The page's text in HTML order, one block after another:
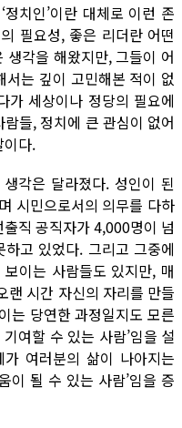
치인’이란 대체로 이런 존
필요성, 좋은 리더란 어떤
각을 해왔지만, 그들이 어
는 깊이 고민해본 적이 없
가 세상이나 정당의 필요에
들, 정치에 큰 관심이 없어
이다.
각은 달라졌다. 성인이 된
시민으로서의 의무를 다하
직 공직자가 4,000명이 넘
고 있었다. 그리고 그중에
이는 사람들도 있지만, 매
랜 시간 자신의 자리를 만들
는 당연한 과정일지도 모른
여할 수 있는 사람’임을 설
여러분의 삶이 나아지는
이 될 수 있는 사람’임을 증